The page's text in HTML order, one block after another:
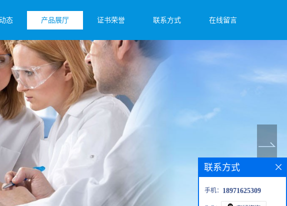
态 产品展厅 证书荣誉 联系方式 在线留言
联系方式
手机： 18971625309